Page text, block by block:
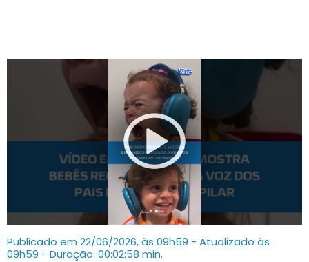
Publicado em 22/06/2026, às 09h59 - Atualizado às
09h59 - Duração: 00:02:58 min.